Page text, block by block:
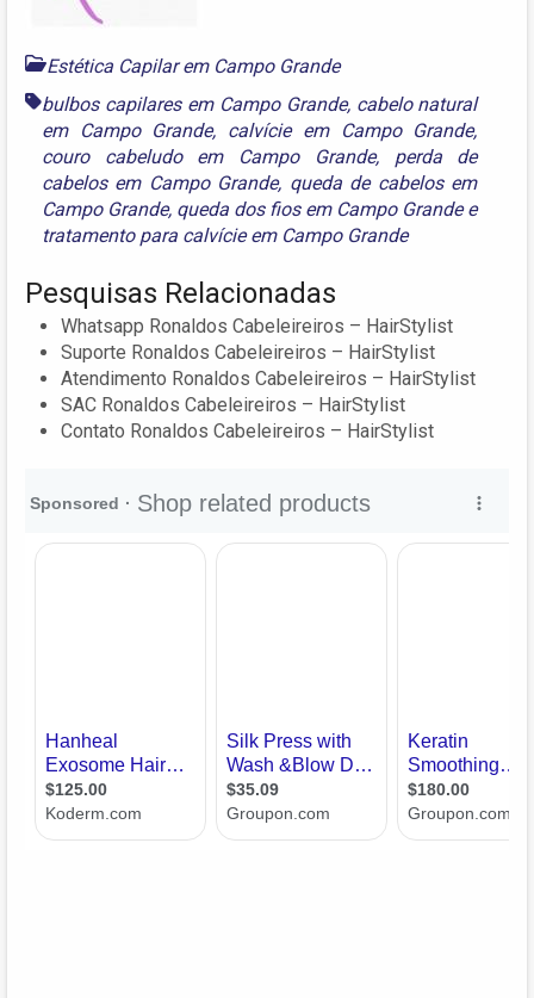
Estética Capilar em Campo Grande
bulbos capilares em Campo Grande, cabelo natural
em Campo Grande, calvície em Campo Grande,
couro cabeludo em Campo Grande, perda de
cabelos em Campo Grande, queda de cabelos em
Campo Grande, queda dos fios em Campo Grandee
tratamento para calvície em Campo Grande
Pesquisas Relacionadas
Whatsapp Ronaldos Cabeleireiros – HairStylist
Suporte Ronaldos Cabeleireiros – HairStylist
Atendimento Ronaldos Cabeleireiros – HairStylist
SAC Ronaldos Cabeleireiros – HairStylist
Contato Ronaldos Cabeleireiros – HairStylist